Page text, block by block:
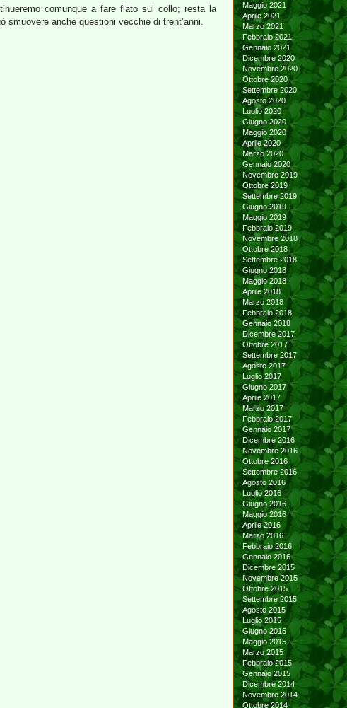
comunque a fare fiato sul collo; resta la
anche questioni vecchie di trent’anni.
Maggio 2021
Aprile 2021
Marzo 2021
Febbraio 2021
Gennaio 2021
Dicembre 2020
Novembre 2020
Ottobre 2020
Settembre 2020
Agosto 2020
Luglio 2020
Giugno 2020
Maggio 2020
Aprile 2020
Marzo 2020
Gennaio 2020
Novembre 2019
Ottobre 2019
Settembre 2019
Giugno 2019
Maggio 2019
Febbraio 2019
Novembre 2018
Ottobre 2018
Settembre 2018
Giugno 2018
Maggio 2018
Aprile 2018
Marzo 2018
Febbraio 2018
Gennaio 2018
Dicembre 2017
Ottobre 2017
Settembre 2017
Agosto 2017
Luglio 2017
Giugno 2017
Aprile 2017
Marzo 2017
Febbraio 2017
Gennaio 2017
Dicembre 2016
Novembre 2016
Ottobre 2016
Settembre 2016
Agosto 2016
Luglio 2016
Giugno 2016
Maggio 2016
Aprile 2016
Marzo 2016
Febbraio 2016
Gennaio 2016
Dicembre 2015
Novembre 2015
Ottobre 2015
Settembre 2015
Agosto 2015
Luglio 2015
Giugno 2015
Maggio 2015
Marzo 2015
Febbraio 2015
Gennaio 2015
Dicembre 2014
Novembre 2014
Ottobre 2014